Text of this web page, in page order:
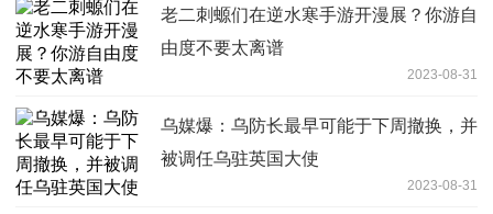
老二刺螈们在逆水寒手游开漫展？你游自
由度不要太离谱
2023-08-31
乌媒爆：乌防长最早可能于下周撤换，并
被调任乌驻英国大使
2023-08-31